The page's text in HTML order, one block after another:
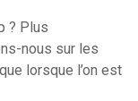
? Plus
nous sur les
lorsque l’on est